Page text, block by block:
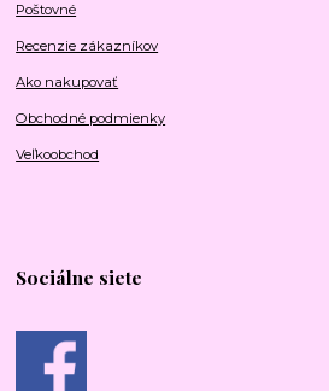
Poštovné
Recenzie zákazníkov
Ako nakupovať
Obchodné podmienky
Veľkoobchod
Sociálne siete